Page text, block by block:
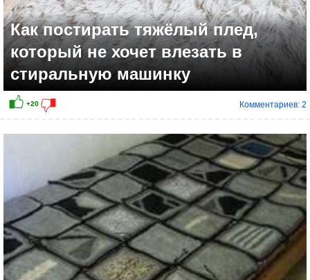
Как постирать тяжёлый плед,
который не хочет влезать в
стиральную машинку
Комментариев: 2